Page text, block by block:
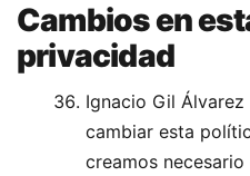
Cambios en
privacidad
Ignacio Gil
cambiar esta
creamos